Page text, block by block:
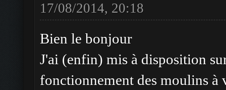
17/08/2014, 20:18
Bien le bonjour
J'ai (enfin) mis à disposition
fonctionnement des moulins